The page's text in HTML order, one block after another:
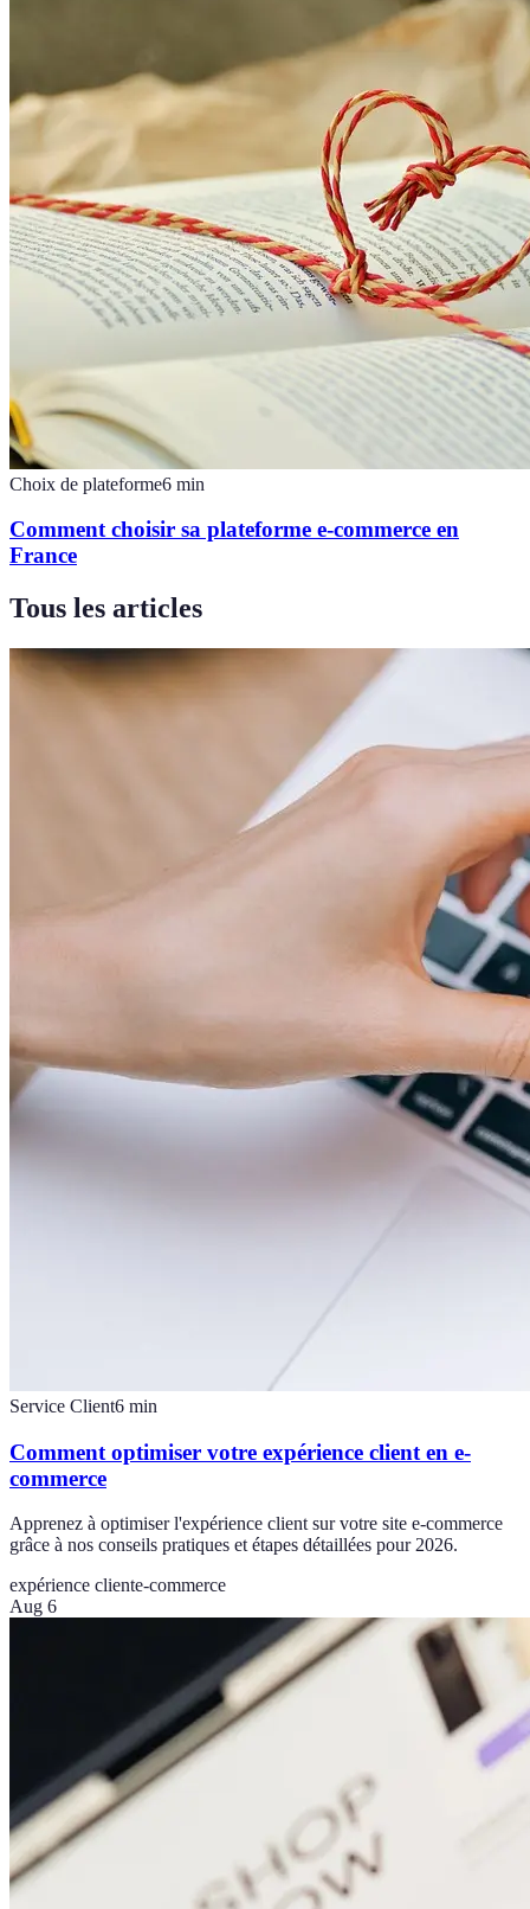
Choix de plateforme6 min
Comment choisir sa plateforme e-commerce en
France
Tous les articles
Service Client6 min
Comment optimiser votre expérience client en e-
commerce
Apprenez à optimiser l'expérience client sur votre site e-commerce
grâce à nos conseils pratiques et étapes détaillées pour 2026.
expérience cliente-commerce
Aug 6